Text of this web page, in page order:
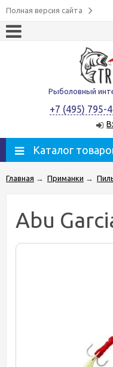
Полная версия сайта
Рыболовный
+7 (495) 795-
Каталог
Главная → Приманки →
Abu